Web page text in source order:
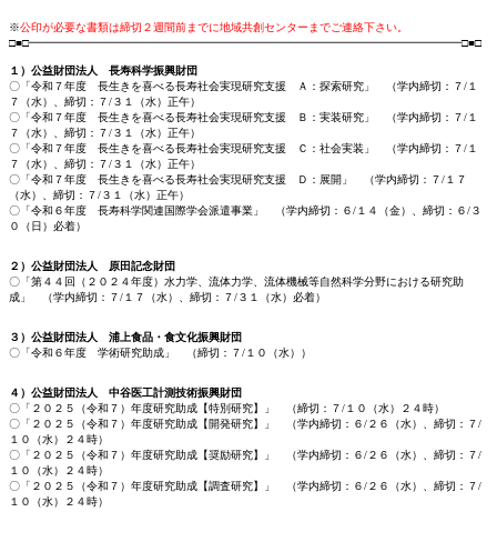
※公印が必要な書類は締切２週間前までに地域共創センターまでご連絡下さい。
□■□━━━━━━━━━━━━━━━━━━━━━━━━━━━━━━━━━━━━━━━□■□
１）公益財団法人 長寿科学振興財団
〇「令和７年度 長生きを喜べる長寿社会実現研究支援 Ａ：探索研究」 （学内締切：７/１
７（水）、締切：７/３１（水）正午）
〇「令和７年度 長生きを喜べる長寿社会実現研究支援 Ｂ：実装研究」 （学内締切：７/１
７（水）、締切：７/３１（水）正午）
〇「令和７年度 長生きを喜べる長寿社会実現研究支援 Ｃ：社会実装」 （学内締切：７/１
７（水）、締切：７/３１（水）正午）
〇「令和７年度 長生きを喜べる長寿社会実現研究支援 Ｄ：展開」 （学内締切：７/１７
（水）、締切：７/３１（水）正午）
〇「令和６年度 長寿科学関連国際学会派遣事業」 （学内締切：６/１４（金）、締切：６/３
０（日）必着）
２）公益財団法人 原田記念財団
〇「第４４回（２０２４年度）水力学、流体力学、流体機械等自然科学分野における研究助
成」 （学内締切：７/１７（水）、締切：７/３１（水）必着）
３）公益財団法人 浦上食品・食文化振興財団
〇「令和６年度 学術研究助成」 （締切：７/１０（水））
４）公益財団法人 中谷医工計測技術振興財団
〇「２０２５（令和７）年度研究助成【特別研究】」 （締切：７/１０（水）２４時）
〇「２０２５（令和７）年度研究助成【開発研究】」 （学内締切：６/２６（水）、締切：７/
１０（水）２４時）
〇「２０２５（令和７）年度研究助成【奨励研究】」 （学内締切：６/２６（水）、締切：７/
１０（水）２４時）
〇「２０２５（令和７）年度研究助成【調査研究】」 （学内締切：６/２６（水）、締切：７/
１０（水）２４時）